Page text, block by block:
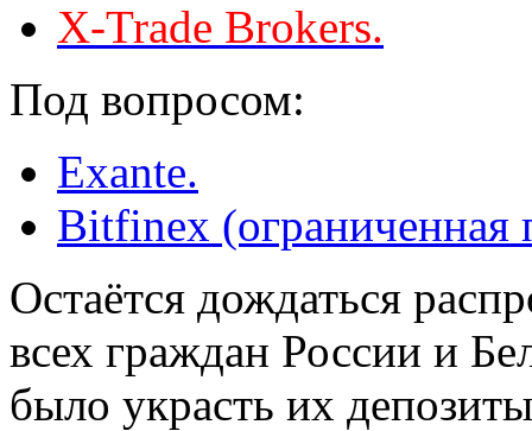
X-Trade Brokers.
Под вопросом:
Exante.
Bitfinex (ограниченная
Остаётся дождаться
всех граждан России и
было украсть их